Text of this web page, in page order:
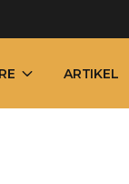
ARTIKEL